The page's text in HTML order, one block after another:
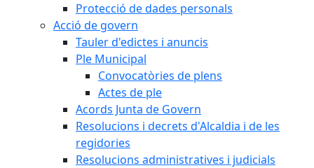
Protecció de dades personals
Acció de govern
Tauler d'edictes i anuncis
Ple Municipal
Convocatòries de plens
Actes de ple
Acords Junta de Govern
Resolucions i decrets d'Alcaldia i de les
regidories
Resolucions administratives i judicials